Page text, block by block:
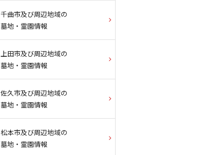
千曲市及び周辺地域の
墓地・霊園情報
上田市及び周辺地域の
墓地・霊園情報
佐久市及び周辺地域の
墓地・霊園情報
松本市及び周辺地域の
墓地・霊園情報